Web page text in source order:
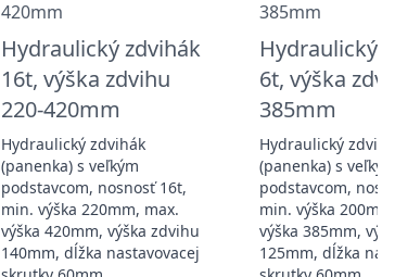
Hydraulický zdvihák
16t, výška zdvihu
220-420mm
Hydraulický zdvihák
(panenka) s veľkým
podstavcom, nosnosť 16t,
min. výška 220mm, max.
výška 420mm, výška zdvihu
140mm, dĺžka nastavovacej
Hydraulický
6t, výška
385mm
Hydraulický
(panenka) s
podstavcom,
min. výška
výška 385mm,
125mm, dĺžka